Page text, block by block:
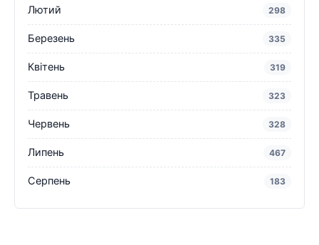
Лютий 298
Березень 335
Квітень 319
Травень 323
Червень 328
Липень 467
Серпень 183